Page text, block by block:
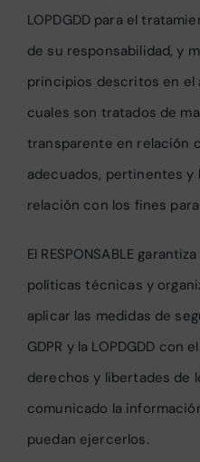
LOPDGDD para el
de su responsabilidad, y
principios descritos en el
cuales son tratados de
transparente en relación
adecuados, pertinentes y
relación con los fines
El RESPONSABLE
políticas técnicas y
aplicar las medidas de
GDPR y la LOPDGDD con
derechos y libertades de
comunicado la
puedan ejercerlos.